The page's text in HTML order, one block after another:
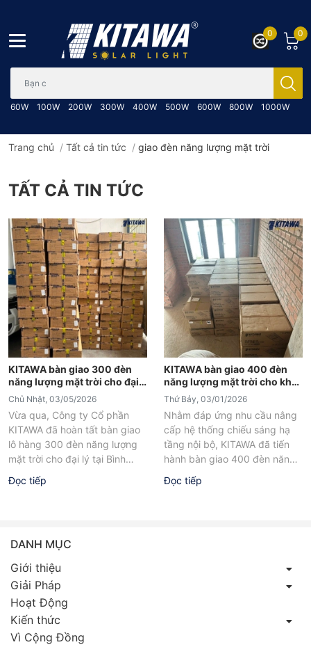
60W 100W 200W 300W 400W 500W 600W 800W 1000W
0
0
Trang chủ / Tất cả tin tức / giao đèn năng lượng mặt trời
TẤT CẢ TIN TỨC
KITAWA bàn giao 300 đèn
năng lượng mặt trời cho đại
lý tại Bình Thuận
Chủ Nhật, 03/05/2026
Vừa qua, Công ty Cổ phần
KITAWA đã hoàn tất bàn giao
lô hàng 300 đèn năng lượng
mặt trời cho đại lý tại Bình
Thuận....
Đọc tiếp
KITAWA bàn giao 400 đèn
năng lượng mặt trời cho khu
xưởng công nghiệp
Thứ Bảy, 03/01/2026
Nhằm đáp ứng nhu cầu nâng
cấp hệ thống chiếu sáng hạ
tầng nội bộ, KITAWA đã tiến
hành bàn giao 400 đèn năng
lượng mặt...
Đọc tiếp
DANH MỤC
Giới thiệu
Giải Pháp
Hoạt Động
Kiến thức
Vì Cộng Đồng